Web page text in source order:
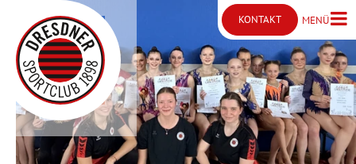
KONTAKT
Kontakt öffnen
MENÜMenü